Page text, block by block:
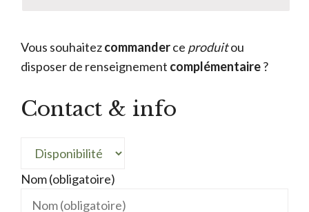
Vous souhaitezcommanderce produitou
disposer de renseignement complémentaire?
Contact & info
Nom (obligatoire)